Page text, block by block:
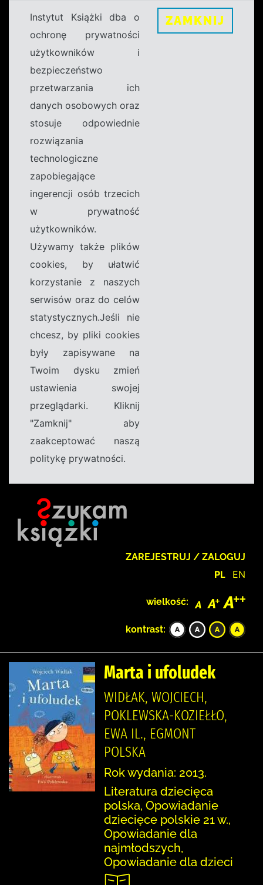
Instytut Książki dba o
ochronę prywatności
użytkowników i
bezpieczeństwo
przetwarzania ich
danych osobowych oraz
stosuje odpowiednie
rozwiązania
technologiczne
zapobiegające
ingerencji osób trzecich
w prywatność
użytkowników.
Używamy także plików
cookies, by ułatwić
korzystanie z naszych
serwisów oraz do celów
statystycznych.Jeśli nie
chcesz, by pliki cookies
były zapisywane na
Twoim dysku zmień
ustawienia swojej
przeglądarki. Kliknij
"Zamknij" aby
zaakceptować naszą
politykę prywatności.
ZAMKNIJ
ZAREJESTRUJ / ZALOGUJ
PL EN
wielkość:
kontrast:
Marta i ufoludek
WIDŁAK, WOJCIECH,
POKLEWSKA-KOZIEŁŁO,
EWA IL., EGMONT
POLSKA
Rok wydania: 2013.
Literatura dziecięca
polska, Opowiadanie
dziecięce polskie 21 w.,
Opowiadanie dla
najmłodszych,
Opowiadanie dla dzieci